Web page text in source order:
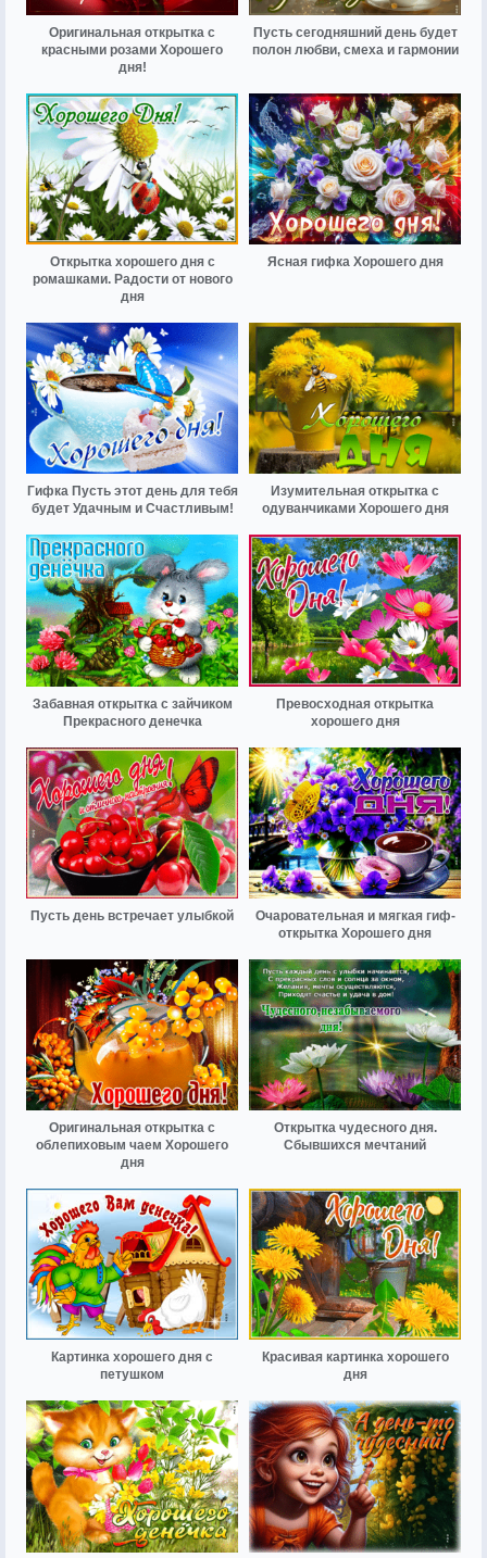
Оригинальная открытка с
красными розами Хорошего
дня!
Пусть сегодняшний день будет
полон любви, смеха и гармонии
Открытка хорошего дня с
ромашками. Радости от нового
дня
Ясная гифка Хорошего дня
Гифка Пусть этот день для тебя
будет Удачным и Счастливым!
Изумительная открытка с
одуванчиками Хорошего дня
Забавная открытка с зайчиком
Прекрасного денечка
Превосходная открытка
хорошего дня
Пусть день встречает улыбкой
Очаровательная и мягкая гиф-
открытка Хорошего дня
Оригинальная открытка с
облепиховым чаем Хорошего
дня
Открытка чудесного дня.
Сбывшихся мечтаний
Картинка хорошего дня с
петушком
Красивая картинка хорошего
дня